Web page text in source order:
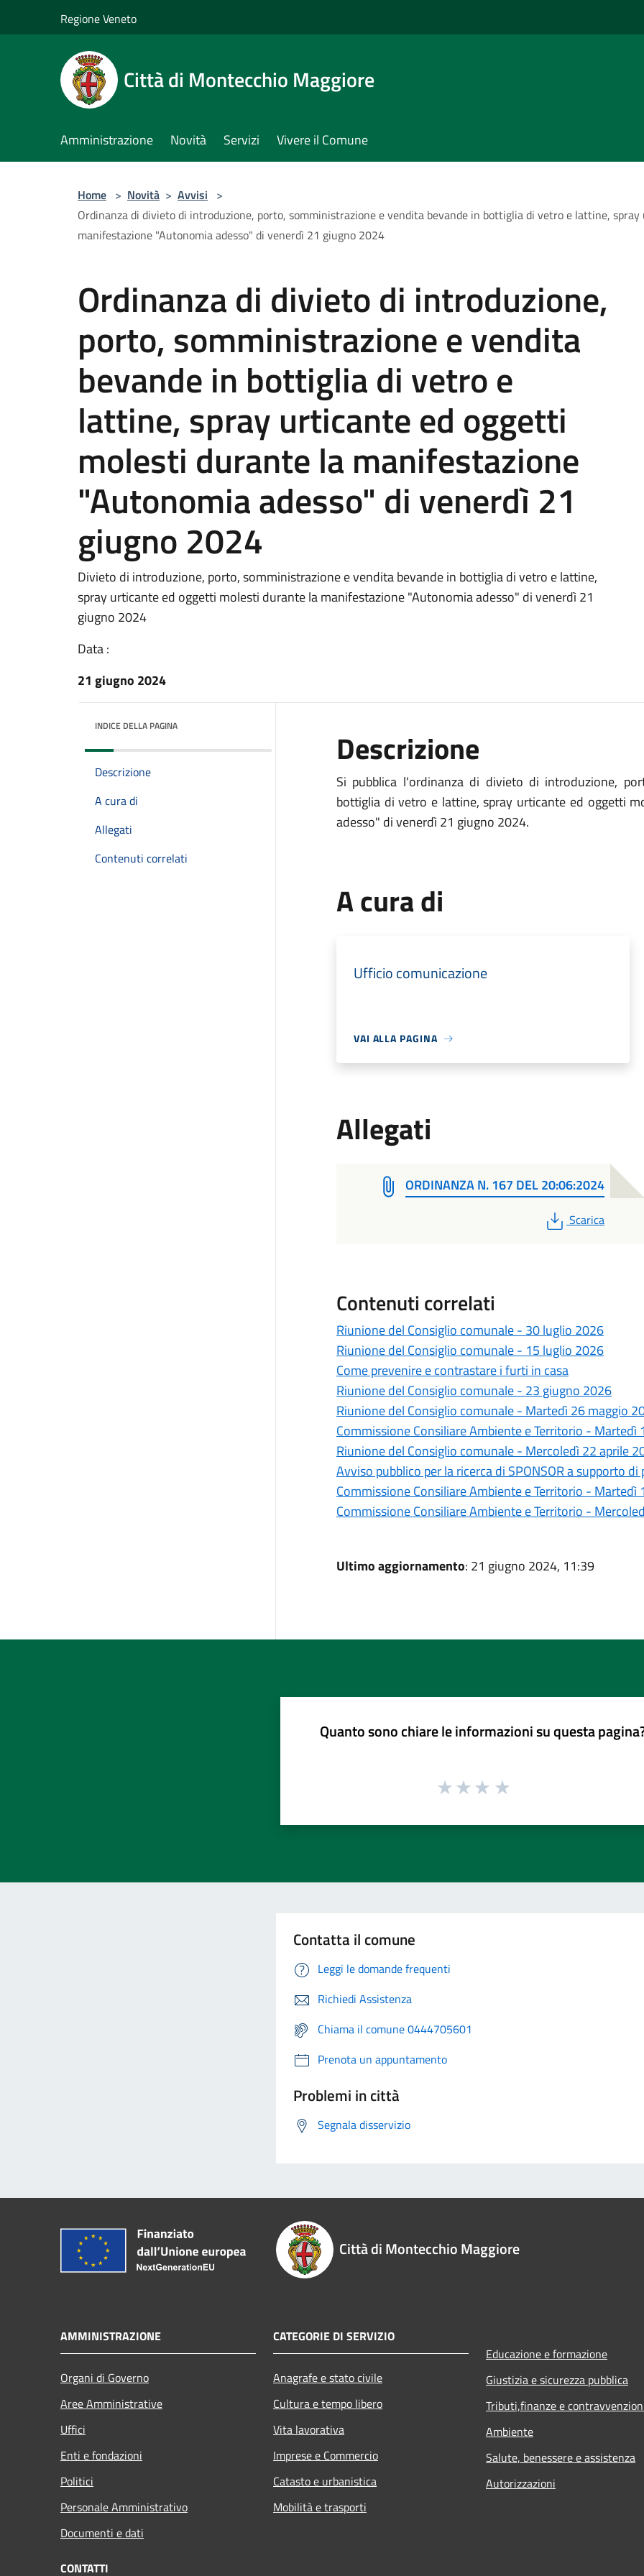
Regione Veneto
Città di Montecchio Maggiore
Amministrazione Novità Servizi Vivere il Comune
Home > Novità > Avvisi >
Ordinanza di divieto di introduzione, porto, somministrazione e vendita bevande in bottiglia di vetro e lattine,
manifestazione "Autonomia adesso" di venerdì 21 giugno 2024
Ordinanza di divieto di introduzione,
porto, somministrazione e vendita
bevande in bottiglia di vetro e
lattine, spray urticante ed oggetti
molesti durante la manifestazione
"Autonomia adesso" di venerdì 21
giugno 2024
Divieto di introduzione, porto, somministrazione e vendita bevande in bottiglia di vetro e lattine,
spray urticante ed oggetti molesti durante la manifestazione "Autonomia adesso" di venerdì 21
giugno 2024
Data :
21 giugno 2024
INDICE DELLA PAGINA
Descrizione
A cura di
Allegati
Contenuti correlati
Descrizione
Si pubblica l'ordinanza di divieto di introduzione,
bottiglia di vetro e lattine, spray urticante ed oggetti
adesso" di venerdì 21 giugno 2024.
A cura di
Ufficio comunicazione
VAI ALLA PAGINA
Allegati
ORDINANZA N. 167 DEL 20:06:2024
PDF
Scarica
Contenuti correlati
Riunione del Consiglio comunale - 30 luglio 2026
Riunione del Consiglio comunale - 15 luglio 2026
Come prevenire e contrastare i furti in casa
Riunione del Consiglio comunale - 23 giugno 2026
Riunione del Consiglio comunale - Martedì 26 maggio
Commissione Consiliare Ambiente e Territorio -
Riunione del Consiglio comunale - Mercoledì 22 aprile
Avviso pubblico per la ricerca di SPONSOR a supporto
Commissione Consiliare Ambiente e Territorio - Martedì
Commissione Consiliare Ambiente e Territorio -
Ultimo aggiornamento: 21 giugno 2024, 11:39
Quanto sono chiare le informazioni su questa
Contatta il comune
Leggi le domande frequenti
Richiedi Assistenza
Chiama il comune 0444705601
Prenota un appuntamento
Problemi in città
Segnala disservizio
Città di Montecchio Maggiore
AMMINISTRAZIONE
Organi di Governo
Aree Amministrative
Uffici
Enti e fondazioni
Politici
Personale Amministrativo
Documenti e dati
CATEGORIE DI SERVIZIO
Anagrafe e stato civile
Cultura e tempo libero
Vita lavorativa
Imprese e Commercio
Catasto e urbanistica
Mobilità e trasporti
Educazione e formazione
Giustizia e sicurezza pubblica
Tributi,finanze e
Ambiente
Salute, benessere e assistenza
Autorizzazioni
CONTATTI